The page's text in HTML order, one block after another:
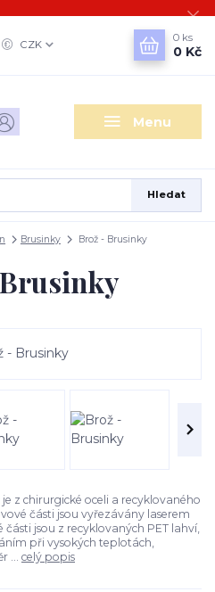
Menu
CZK
Hledat
0 ks
0 Kč
Brusinky Brož - Brusinky
z chirurgické oceli a recyklovaného
části jsou vyřezávány laserem
jsou z recyklovaných PET lahví,
při vysokých teplotách,
... celý popis